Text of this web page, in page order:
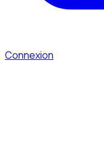
Connexion